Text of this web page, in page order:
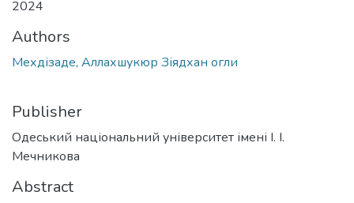
2024
Authors
Мехдізаде, Аллахшукюр Зіядхан огли
Publisher
Одеський національний університет імені І. І.
Мечникова
Abstract